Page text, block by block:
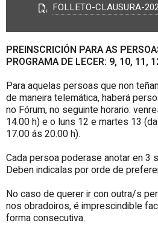
FOLLETO-CLAUSURA-
PREINSCRICIÓN PARA AS
PROGRAMA DE LECER: 9, 10, 11,
Para aquelas persoas que non
de maneira telemática, haberá
no Fórum, no seguinte horario:
14.00 h) e o luns 12 e martes 13
17.00 ás 20.00 h).
Cada persoa poderase anotar en 3
Deben indicalas por orde de
No caso de querer ir con outra/s
nos obradoiros, é imprescindible
forma consecutiva.